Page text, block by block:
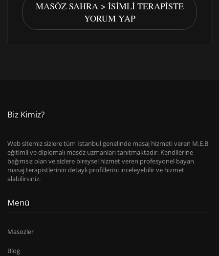
MASÖZ SAHRA > İSIMLI TERAPISTE
YORUM YAP
Biz Kimiz?
Web sitemiz sizlere tüm İstanbul genelinde masaj hizmeti veren M.E.B
eğitimli ve diplomalı masöz uzmanları tanıtmaktadır. Kendilerine
bağımsız olan ve sizlere bireysel hizmet veren profesyonel bayan
masaj terapistlerinin detaylı profillerini inceleyebilir ve hizmet
alabilirsiniz.
Menü
Masozler
Blog